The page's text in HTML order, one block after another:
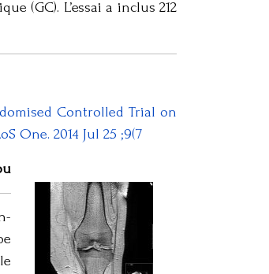
(GC). L’essai a inclus 212
Controlled Trial on
One. 2014 Jul 25 ;9(7